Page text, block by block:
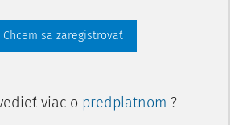
Chcem sa zaregistrovať
viac o predplatnom ?